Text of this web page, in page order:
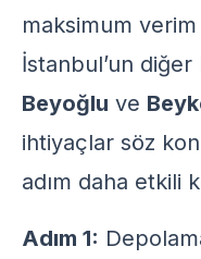
maksimum verim
İstanbul’un
Beyoğlu ve
ihtiyaçlar söz
adım daha etkili
Adım 1: